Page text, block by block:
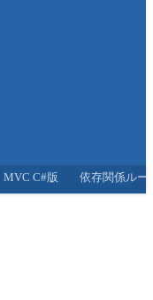
MVC C#版 依存関係ルー